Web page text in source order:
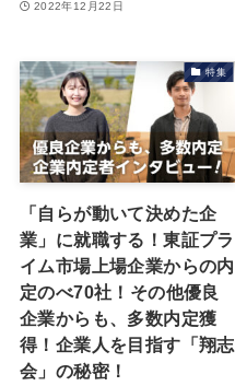
2022年12月22日
特集
「自らが動いて決めた企
業」に就職する！東証プラ
イム市場上場企業からの内
定のべ70社！その他優良
企業からも、多数内定獲
得！企業人を目指す「翔志
会」の秘密！